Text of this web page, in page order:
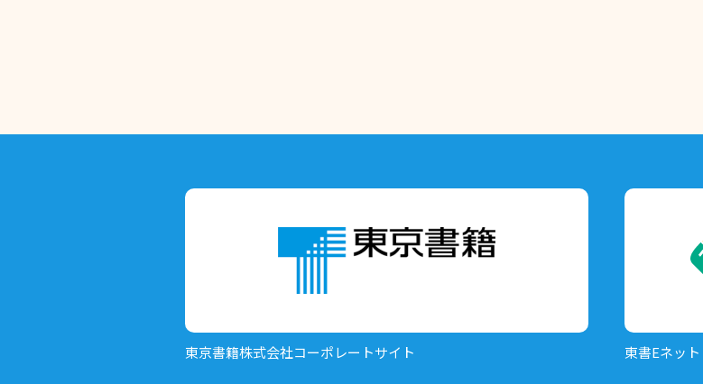
東京書籍株式会社コーポレートサイト 東書Eネット